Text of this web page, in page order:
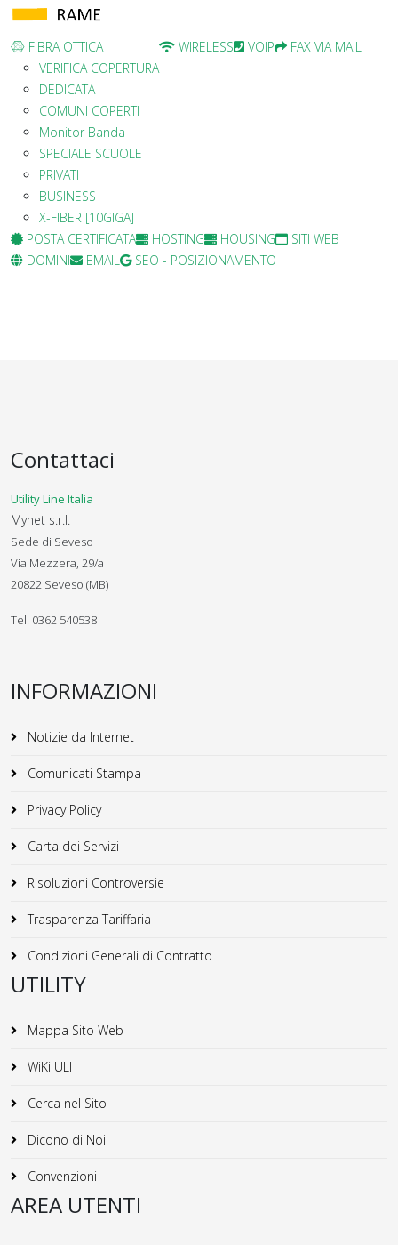
FIBRA OTTICA
VERIFICA COPERTURA
DEDICATA
COMUNI COPERTI
Monitor Banda
SPECIALE SCUOLE
PRIVATI
BUSINESS
X-FIBER [10GIGA]
WIRELESS VOIP FAX VIA MAIL
POSTA CERTIFICATA HOSTING HOUSING
SITI WEB
DOMINI
EMAIL SEO - POSIZIONAMENTO
Contattaci
Utility Line Italia
Mynet s.r.l.
Sede di Seveso
Via Mezzera, 29/a
20822 Seveso (MB)
Tel. 0362 540538
INFORMAZIONI
Notizie da Internet
Comunicati Stampa
Privacy Policy
Carta dei Servizi
Risoluzioni Controversie
Trasparenza Tariffaria
Condizioni Generali di Contratto
UTILITY
Mappa Sito Web
WiKi ULI
Cerca nel Sito
Dicono di Noi
Convenzioni
AREA UTENTI